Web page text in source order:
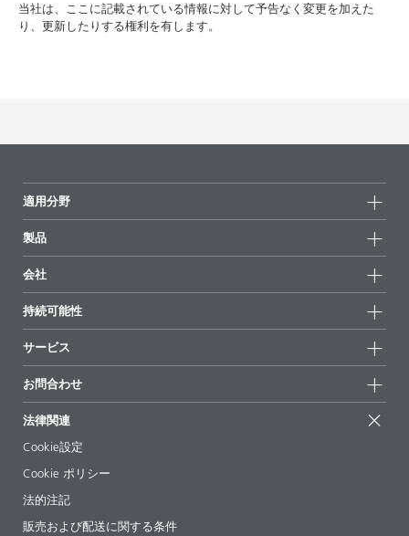
当社は、ここに記載されている情報に対して予告なく変更を加えた
り、更新したりする権利を有します。
適用分野
製品
全製品
ハイライト
会社
ニュース
拠点と販売代理店
展示会 & イベント
経営陣
持続可能性
持続可能な製品
サクセスストーリー
EcoVadis
証明書
サービス
配合の出発点
論文記事
ebooks(電子書籍)
法令情報
添加剤ガイドアプリ
ビデオ
お問合わせ
法律関連
Cookie設定
Cookie ポリシー
法的注記
販売および配送に関する条件